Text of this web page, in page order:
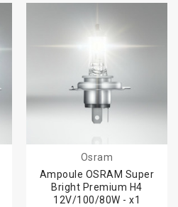
Osram
Ampoule OSRAM Super
Bright Premium H4
12V/100/80W - x1